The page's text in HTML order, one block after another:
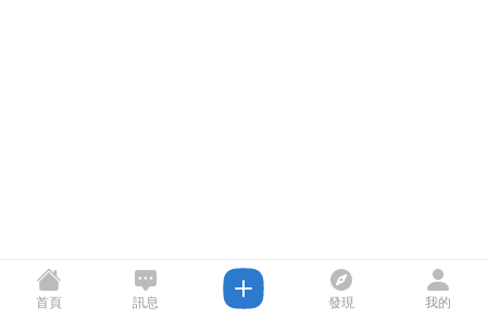
首頁 訊息 發現 我的